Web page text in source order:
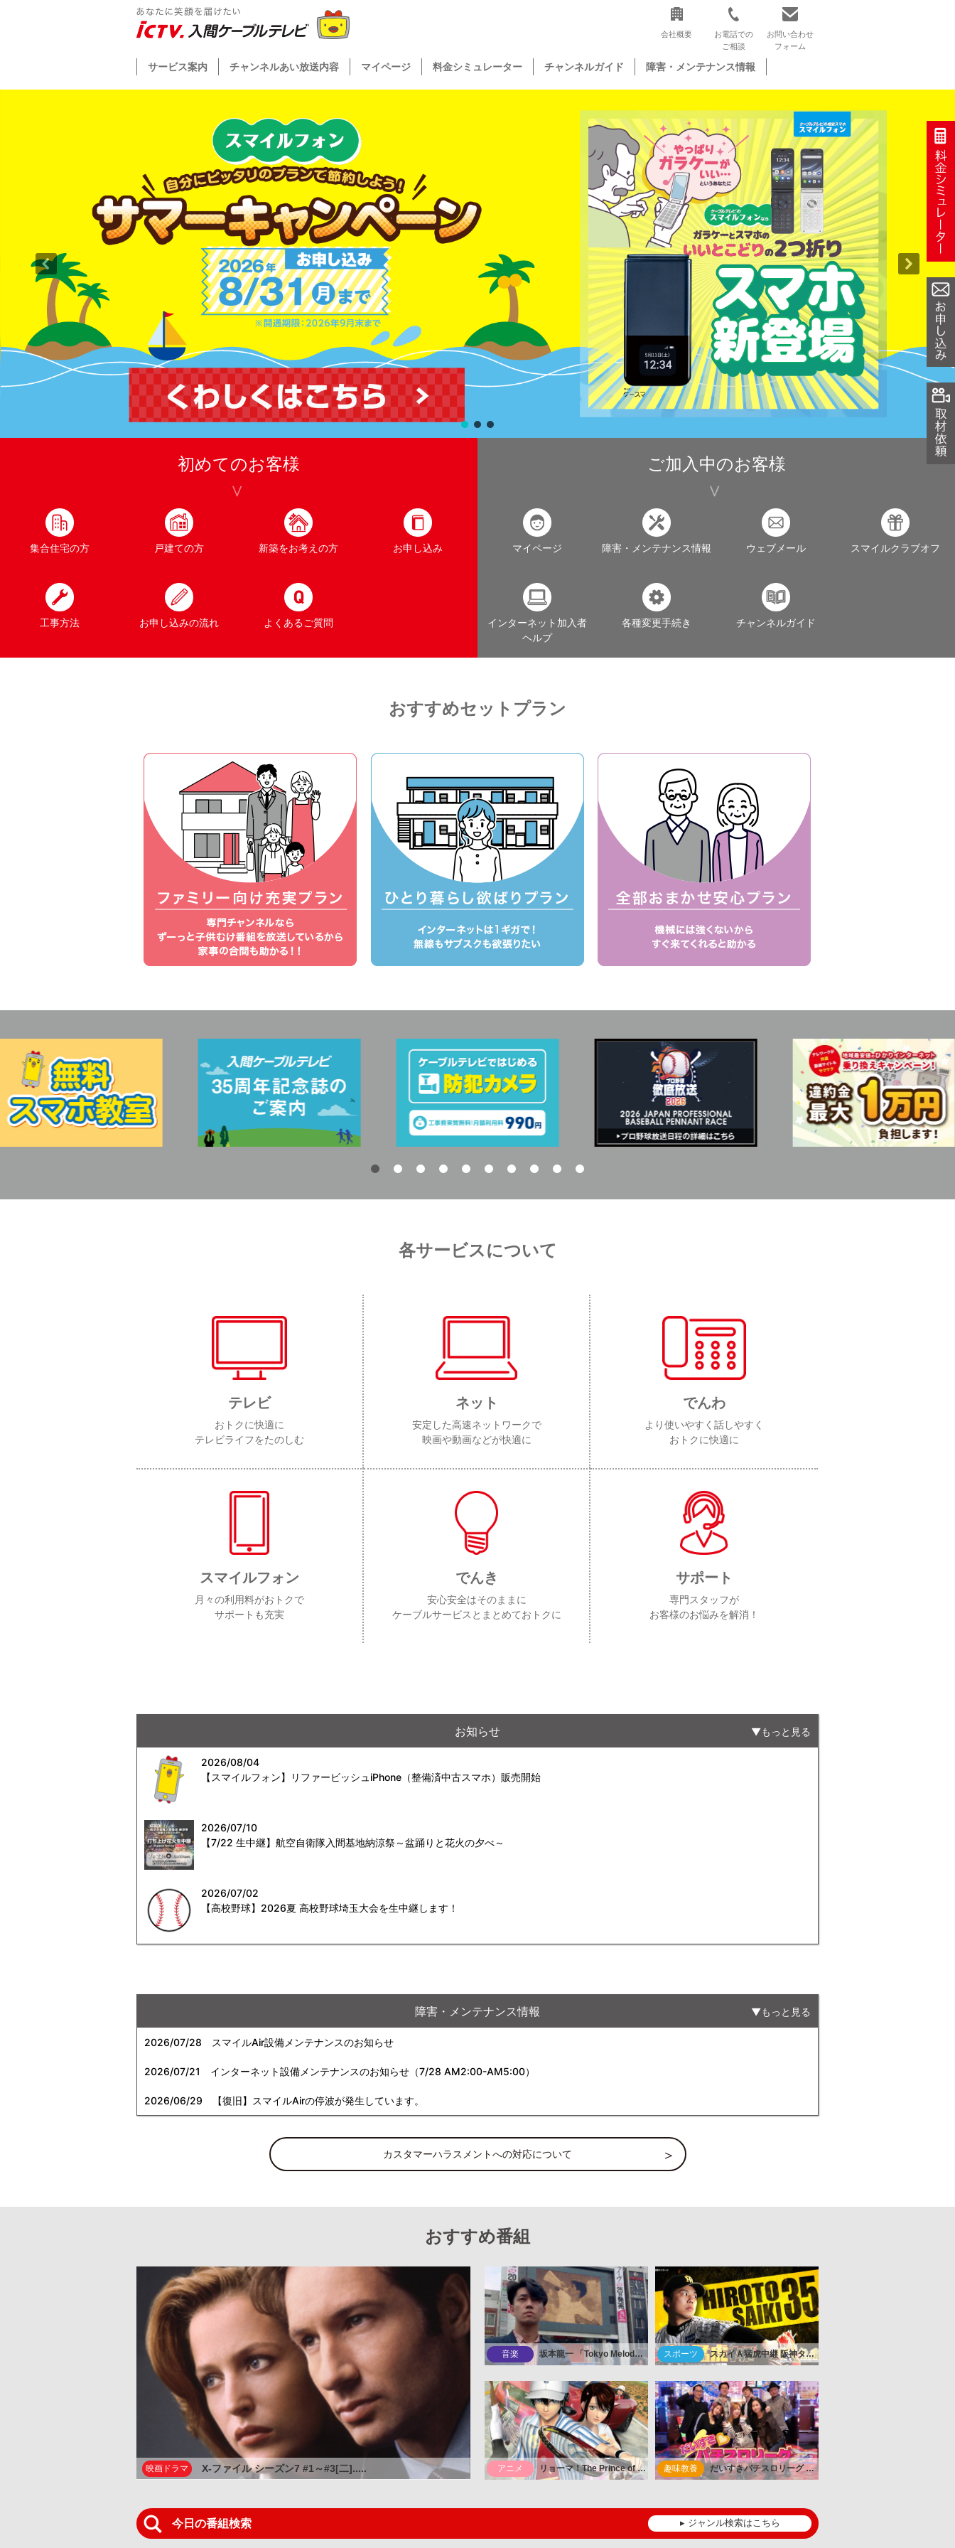
会社概要
お電話での
ご相談
お問い合わせ
フォーム
サービス案内 チャンネルあい放送内容 マイページ 料金シミュレーター チャンネルガイド 障害・メンテナンス情報
初めてのお客様
集合住宅の方 戸建ての方 新築をお考えの方 お申し込み
工事方法 お申し込みの流れ よくあるご質問
ご加入中のお客様
マイページ 障害・メンテナンス情報 ウェブメール スマイルクラブオフ
インターネット加入者
ヘルプ
各種変更手続き チャンネルガイド
おすすめセットプラン
各サービスについて
テレビ
おトクに快適に
テレビライフをたのしむ
ネット
安定した高速ネットワークで
映画や動画などが快適に
でんわ
より使いやすく話しやすく
おトクに快適に
スマイルフォン
月々の利用料がおトクで
サポートも充実
でんき
安心安全はそのままに
ケーブルサービスとまとめておトクに
サポート
専門スタッフが
お客様のお悩みを解消！
お知らせ もっと見る
2026/08/04
【スマイルフォン】リファービッシュiPhone（整備済中古スマホ）販売開始
2026/07/10
【7/22 生中継】航空自衛隊入間基地納涼祭～盆踊りと花火の夕べ～
2026/07/02
【高校野球】2026夏 高校野球埼玉大会を生中継します！
障害・メンテナンス情報 もっと見る
2026/07/28 スマイルAir設備メンテナンスのお知らせ
2026/07/21 インターネット設備メンテナンスのお知らせ（7/28 AM2:00-AM5:00）
2026/06/29 【復旧】スマイルAirの停波が発生しています。
カスタマーハラスメントへの対応について
おすすめ番組